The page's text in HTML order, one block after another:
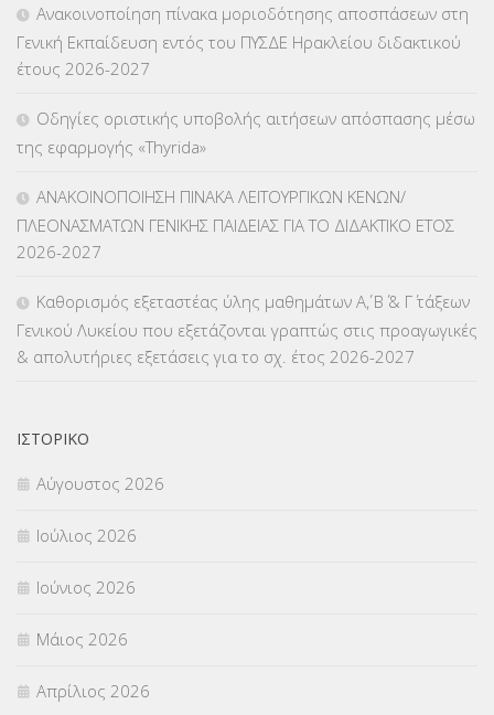
ΚΠγ – ΚΡΑΤΙΚΟ ΠΙΣΤΟΠΟΙΗΤΙΚΟ ΓΛΩΣΣΟΜΑΘΕΙΑΣ(135)
ΚΠπ- ΚΡΑΤΙΚΟ ΠΙΣΤΟΠΟΙΗΤΙΚΟ ΠΛΗΡΟΦΟΡΙΚΗΣ
ΛΟΙΠΑ(309)
ΜΕΤΑΘΕΣΕΙΣ-ΤΟΠΟΘΕΤΗΣΕΙΣ ΒΕΛΤΙΩΣΕΙΣ(319)
ΜΕΤΑΦΟΡΑ ΜΑΘΗΤΩΝ(3)
ΟΙΚΟΝΟΜΙΚΑ ΘΕΜΑΤΑ
Π.Ε.Κ. ΗΡΑΚΛΕΙΟΥ
ΠΑΝΕΛΛΑΔΙΚΕΣ ΕΞΕΤΑΣΕΙΣ
ΠΡΟΚΗΡΥΞΕΙΣ
ΣΕΜΙΝΑΡΙΑ – ΗΜΕΡΙΔΕΣ
ΣΕΠ(50)
Ανακοινοποίηση πίνακα μοριοδότησης αποσπάσεων στη
Γενική Εκπαίδευση εντός του ΠΥΣΔΕ Ηρακλείου διδακτικού
έτους 2026-2027
Οδηγίες οριστικής υποβολής αιτήσεων απόσπασης μέσω
της εφαρμογής «Thyrida»
ΑΝΑΚΟΙΝΟΠΟΙΗΣΗ ΠΙΝΑΚΑ ΛΕΙΤΟΥΡΓΙΚΩΝ ΚΕΝΩΝ/
ΠΛΕΟΝΑΣΜΑΤΩΝ ΓΕΝΙΚΗΣ ΠΑΙΔΕΙΑΣ ΓΙΑ ΤΟ ΔΙΔΑΚΤΙΚΟ ΕΤΟΣ
2026-2027
Καθορισμός εξεταστέας ύλης μαθημάτων Α΄, Β΄ & Γ΄ τάξεων
Γενικού Λυκείου που εξετάζονται γραπτώς στις προαγωγικές
& απολυτήριες εξετάσεις για το σχ. έτος 2026-2027
ΙΣΤΟΡΙΚΌ
Αύγουστος 2026
Ιούλιος 2026
Ιούνιος 2026
Μάιος 2026
Απρίλιος 2026